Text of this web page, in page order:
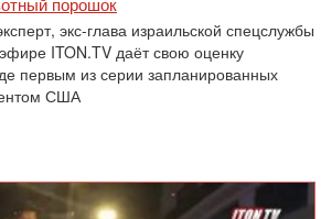
экс-глава израильской спецслужбы
ITON.TV даёт свою оценку
первым из серии запланированных
США